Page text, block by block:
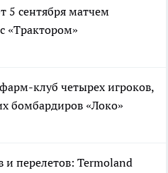
5 сентября матчем
«Трактором»
клуб четырех игроков,
бомбардиров «Локо»
и перелетов: Termoland